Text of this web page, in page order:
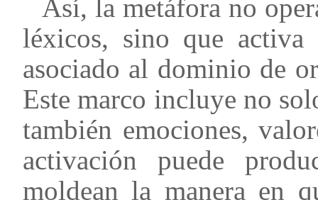
Así, la metáfora no
léxicos, sino que activa
asociado al dominio de
Este marco incluye no
también emociones,
activación puede
moldean la manera en